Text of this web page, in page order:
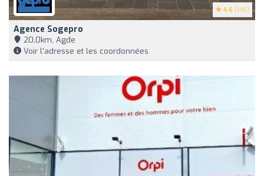
4.6 (146)
Agence Sogepro
20,0km, Agde
Voir l'adresse et les coordonnées